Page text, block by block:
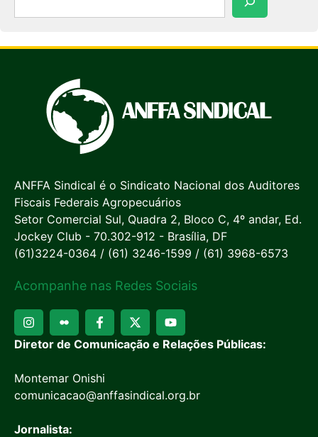
ANFFA Sindical é o Sindicato Nacional dos Auditores
Fiscais Federais Agropecuários
Setor Comercial Sul, Quadra 2, Bloco C, 4º andar, Ed.
Jockey Club - 70.302-912 - Brasília, DF
(61)3224-0364 / (61) 3246-1599 / (61) 3968-6573
Acompanhe nas Redes Sociais
Diretor de Comunicação e Relações Públicas:
Montemar Onishi
comunicacao@anffasindical.org.br
Jornalista: